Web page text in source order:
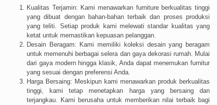
Kualitas Terjamin: Kami menawarkan furniture berkualitas tinggi
yang dibuat dengan bahan-bahan terbaik dan proses produksi
yang teliti. Setiap produk kami melewati standar kualitas yang
ketat untuk memastikan kepuasan pelanggan.
Desain Beragam: Kami memiliki koleksi desain yang beragam
untuk memenuhi berbagai selera dan gaya dekorasi rumah. Mulai
dari gaya modern hingga klasik, Anda dapat menemukan furnitur
yang sesuai dengan preferensi Anda.
Harga Bersaing: Meskipun kami menawarkan produk berkualitas
tinggi, kami tetap menetapkan harga yang bersaing dan
terjangkau. Kami berusaha untuk memberikan nilai terbaik bagi